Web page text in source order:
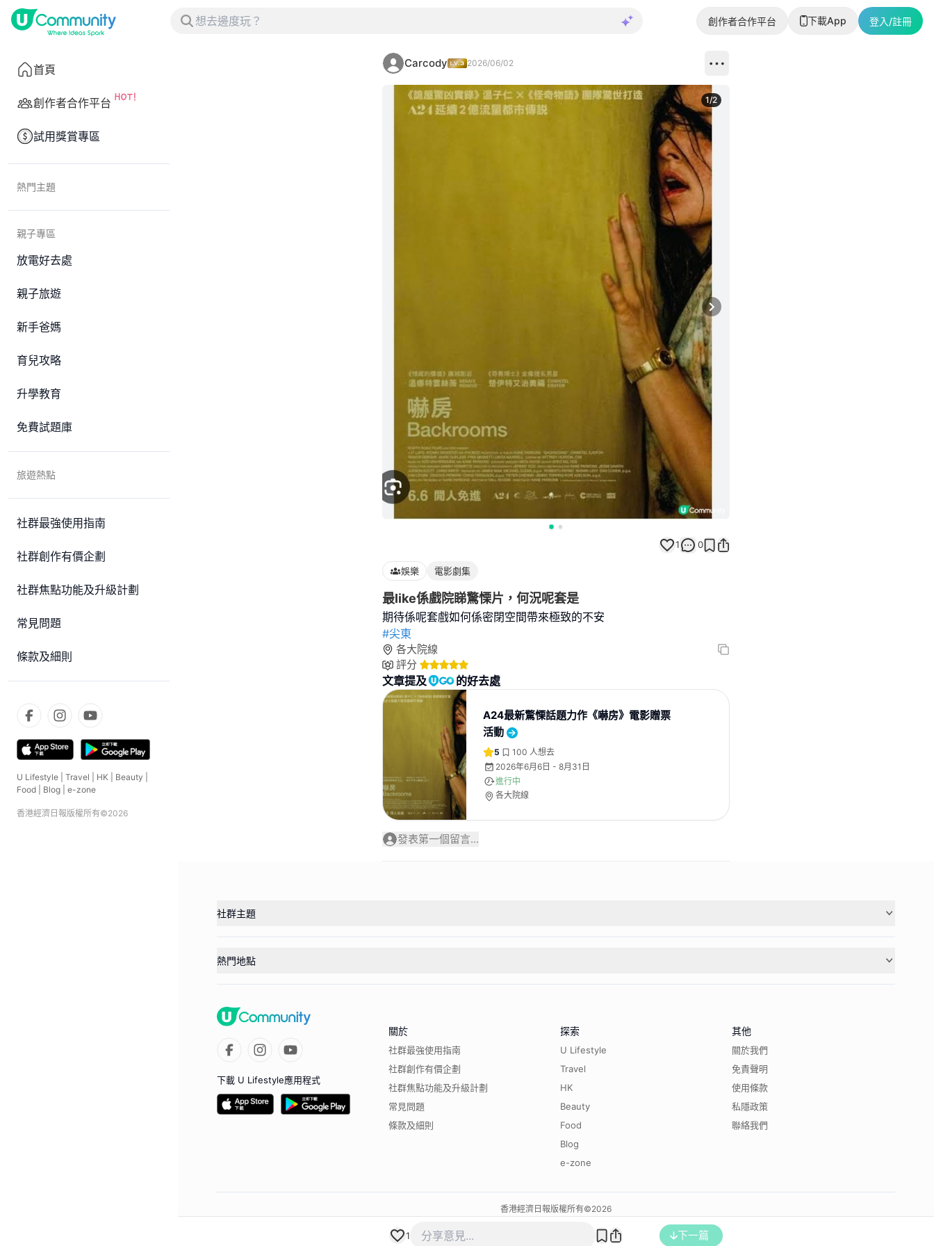
創作者合作平台 下載App 登入/註冊
首頁
創作者合作平台
試用獎賞專區
熱門主題
親子專區
放電好去處
親子旅遊
新手爸媽
育兒攻略
升學教育
免費試題庫
旅遊熱點
社群最強使用指南
社群創作有價企劃
社群焦點功能及升級計劃
常見問題
條款及細則
U Lifestyle Travel HK Beauty
Food
Blog e-zone
香港經濟日報版權所有©2026
Carcody 2026/06/02
Next slide
1/2
1 0
娛樂 電影劇集
最like係戲院睇驚慄片，何況呢套是
#尖東
各大院線
評分
文章提及 的好去處
A24最新驚慄話題⼒作《嚇房》電影贈票
活動
5 100 人想去
2026年6月6日 - 8月31日
進行中
各大院線
發表第一個留言...
1 下一篇
社群主題
熱門地點
下載 U Lifestyle應用程式
關於
社群最強使用指南
社群創作有價企劃
社群焦點功能及升級計劃
常見問題
條款及細則
探索
U Lifestyle
Travel
HK
Beauty
Food
Blog
e-zone
其他
關於我們
免責聲明
使用條款
私隱政策
聯絡我們
香港經濟日報版權所有©2026